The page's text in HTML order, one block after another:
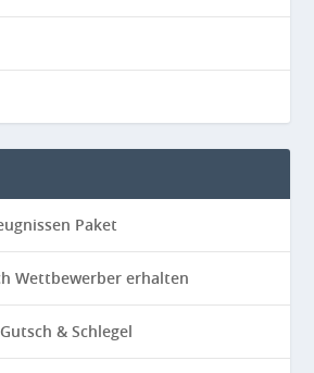
Paket
Wettbewerber erhalten
& Schlegel